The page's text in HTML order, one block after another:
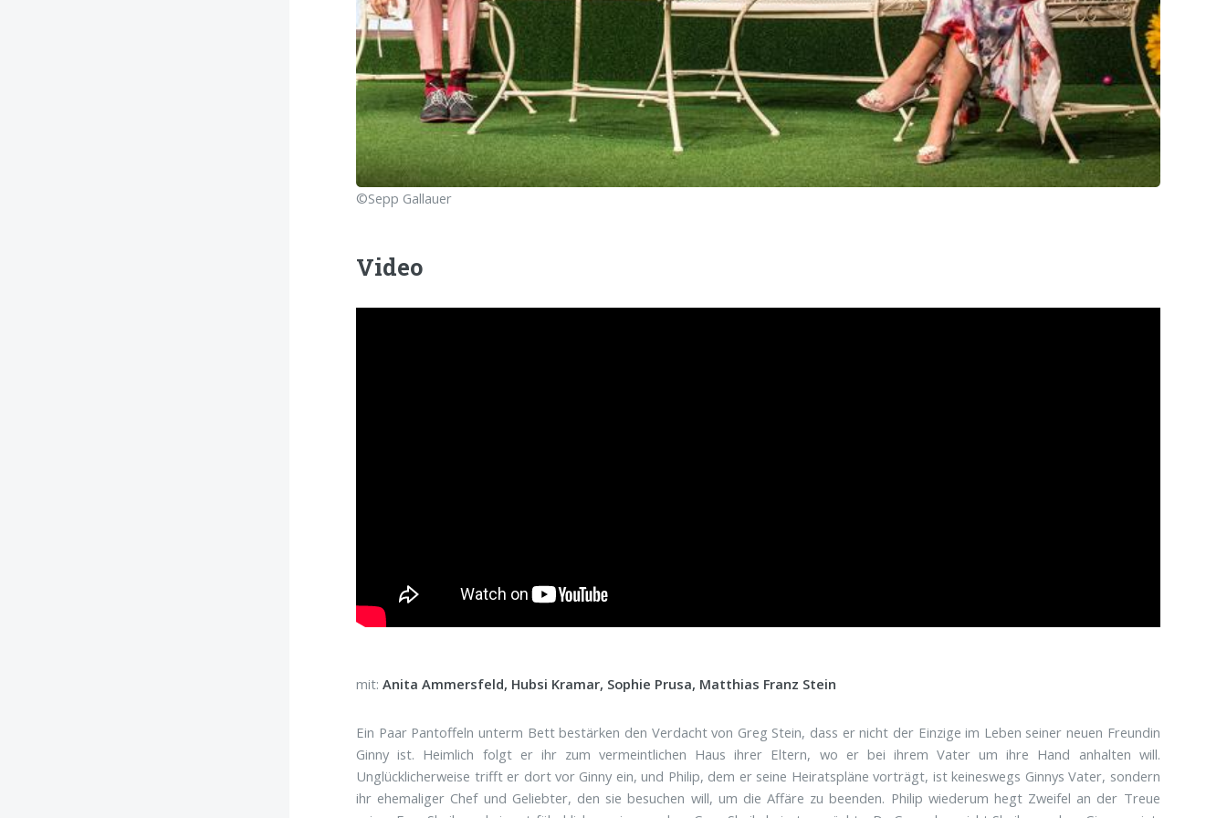
©Sepp Gallauer
Video
mit:Anita Ammersfeld, Hubsi Kramar, Sophie Prusa, Matthias Franz Stein
Ein Paar Pantoffeln unterm Bett bestärken den Verdacht von Greg Stein, dass er nicht der Einzige im Leben seiner neuen Freundin
Ginny ist. Heimlich folgt er ihr zum vermeintlichen Haus ihrer Eltern, wo er bei ihrem Vater um ihre Hand anhalten will.
Unglücklicherweise trifft er dort vor Ginny ein, und Philip, dem er seine Heiratspläne vorträgt, ist keineswegs Ginnys Vater, sondern
ihr ehemaliger Chef und Geliebter, den sie besuchen will, um die Affäre zu beenden. Philip wiederum hegt Zweifel an der Treue